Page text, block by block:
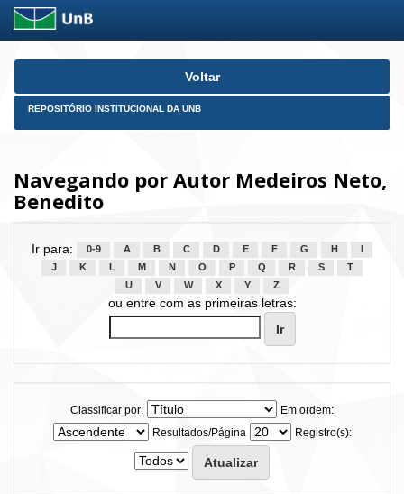
Skip
Voltar
REPOSITÓRIO INSTITUCIONAL DA UNB
Navegando por Autor Medeiros Neto,
Benedito
Ir para: 0-9 A B C D E F G H
J
K L M N O P Q R S
T
U
V W X Y Z
ou entre com as primeiras letras:
Classificar por:
Em ordem:
Resultados/Página
Registro(s):